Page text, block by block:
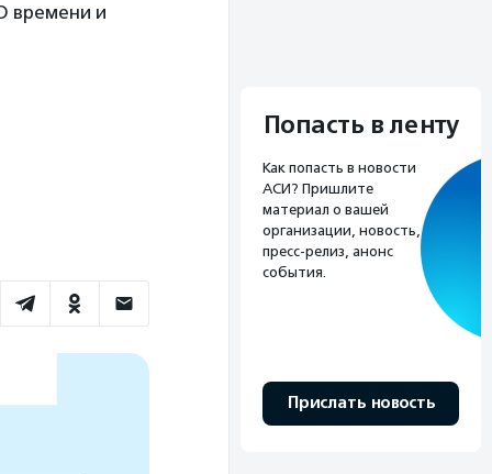
времени и
Попасть в ленту
Как попасть в новости
АСИ? Пришлите
материал о вашей
организации, новость,
пресс-релиз, анонс
события.
Прислать новость